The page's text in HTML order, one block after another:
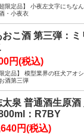
超限定品】 小夜左文字にちな
・小夜衣
おこ酒 第三弾：
円(税込)
限定品】 模型業界の狂犬アオ
酒第三弾
太泉 普通酒生原酒
：R7BY
円(税込)